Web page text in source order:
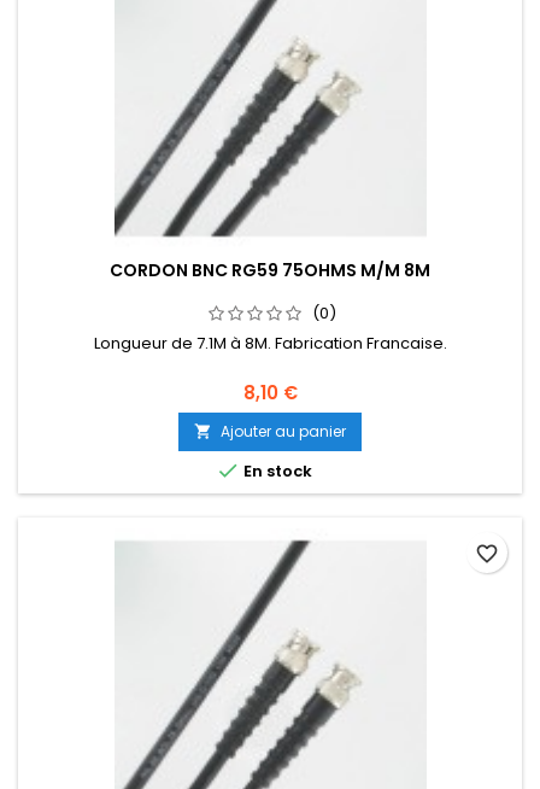
CORDON BNC RG59 75OHMS M/M 8M
(0)
Longueur de 7.1M à 8M. Fabrication Francaise.
8,10 €
 Ajouter au panier
 En stock
favorite_border